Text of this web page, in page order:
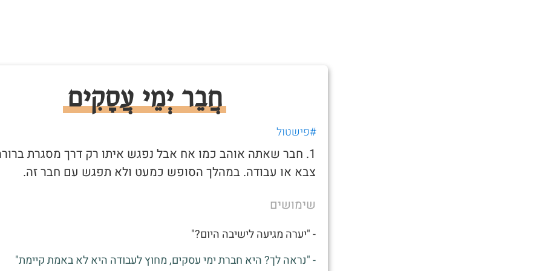
חֲבֵר יְמֵי עֲסָקִים
#פישטול
1. חבר שאתה אוהב כמו אח אבל נפגש איתו רק דרך מסגרת
צבא או עבודה. במהלך הסופש כמעט ולא תפגש עם חבר זה.
שימושים
- "יערה מגיעה לישיבה היום?"
- "נראה לך? היא חברת ימי עסקים, מחוץ לעבודה היא לא באמת קיימת"